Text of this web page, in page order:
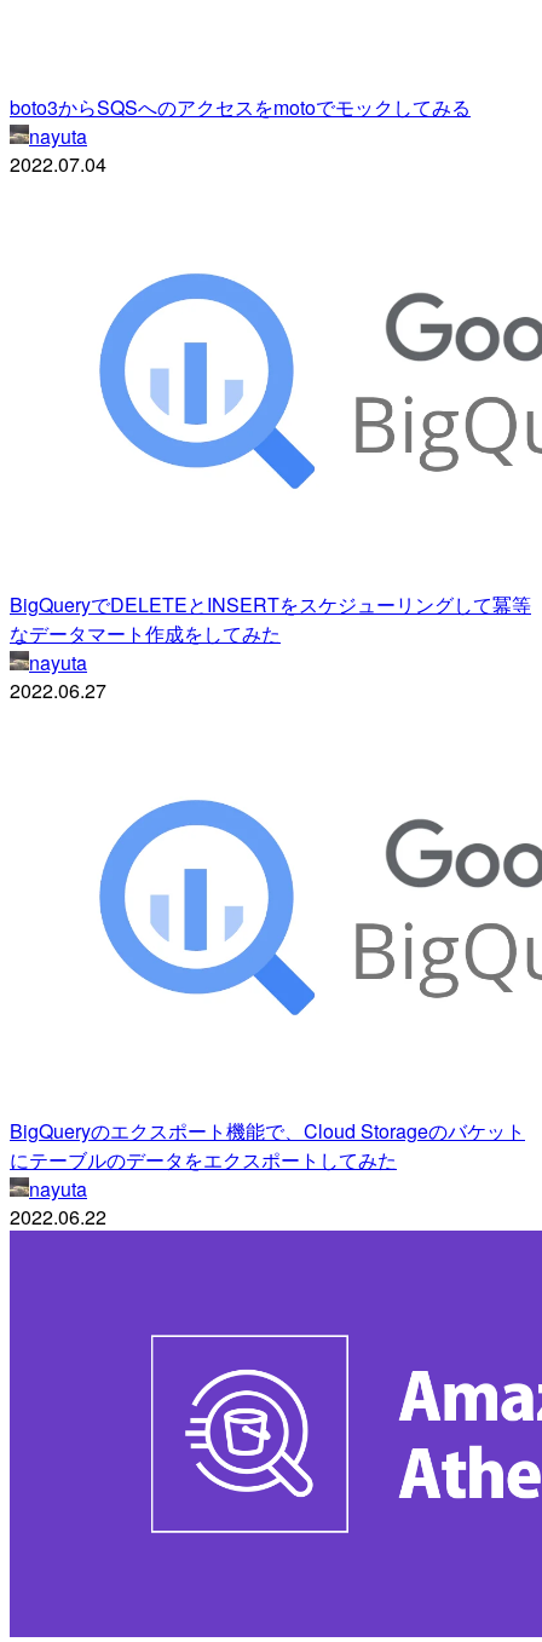
boto3からSQSへのアクセスをmotoでモックしてみる
nayuta
2022.07.04
BigQueryでDELETEとINSERTをスケジューリングして冪等
なデータマート作成をしてみた
nayuta
2022.06.27
BigQueryのエクスポート機能で、Cloud Storageのバケット
にテーブルのデータをエクスポートしてみた
nayuta
2022.06.22